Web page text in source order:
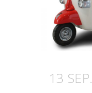
13 SEP.